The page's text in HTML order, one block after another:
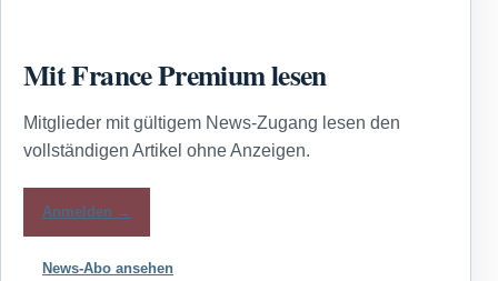
Mit France Premium lesen
Mitglieder mit gültigem News-Zugang lesen den
vollständigen Artikel ohne Anzeigen.
Anmelden →
News-Abo ansehen